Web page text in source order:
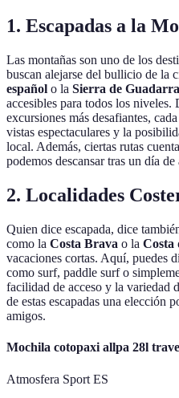
1. Escapadas a la
Las montañas son uno de los
buscan alejarse del bullicio de la
español o la Sierra de
accesibles para todos los niveles.
excursiones más desafiantes,
vistas espectaculares y la
local. Además, ciertas rutas
podemos descansar tras un día de
2. Localidades
Quien dice escapada, dice
como la Costa Brava o la Costa
vacaciones cortas. Aquí, puedes
como surf, paddle surf o
facilidad de acceso y la variedad
de estas escapadas una elección
amigos.
Mochila cotopaxi allpa 28l
Atmosfera Sport ES